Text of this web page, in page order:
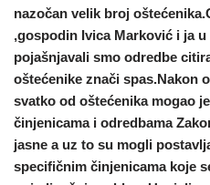
nazočan velik broj
,gospodin Ivica Marković i ja
pojašnjavali smo odredbe
oštećenike znači spas.Nakon
svatko od oštećenika mogao
činjenicama i odredbama
jasne a uz to su mogli
specifičnim činjenicama koje